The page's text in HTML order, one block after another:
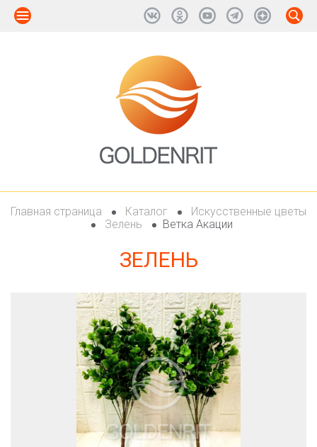
Главная страница Каталог
Искусственные цветы
Зелень
Ветка Акации
ЗЕЛЕНЬ